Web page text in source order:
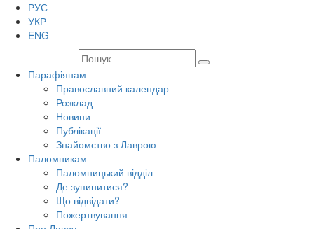
РУС
УКР
ENG
Парафіянам
Православний календар
Розклад
Новини
Публікації
Знайомство з Лаврою
Паломникам
Паломницький відділ
Де зупинитися?
Що відвідати?
Пожертвування